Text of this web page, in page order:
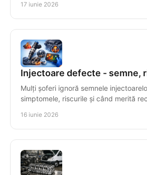
17 iunie 2026
Injectoare defecte - semne,
Mulți șoferi ignoră semnele
simptomele, riscurile și când merită
16 iunie 2026